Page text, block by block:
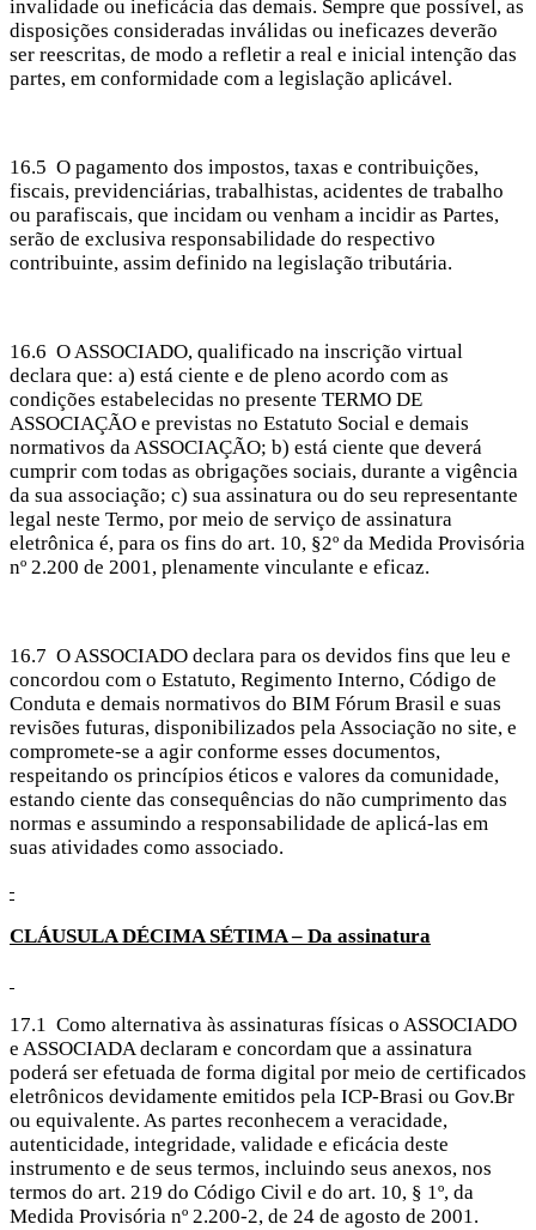
invalidade ou ineficácia das demais. Sempre que possível, as
disposições consideradas inválidas ou ineficazes deverão
ser reescritas, de modo a refletir a real e inicial intenção das
partes, em conformidade com a legislação aplicável.
16.5 O pagamento dos impostos, taxas e contribuições,
fiscais, previdenciárias, trabalhistas, acidentes de trabalho
ou parafiscais, que incidam ou venham a incidir as Partes,
serão de exclusiva responsabilidade do respectivo
contribuinte, assim definido na legislação tributária.
16.6 O ASSOCIADO, qualificado na inscrição virtual
declara que: a) está ciente e de pleno acordo com as
condições estabelecidas no presente TERMO DE
ASSOCIAÇÃO e previstas no Estatuto Social e demais
normativos da ASSOCIAÇÃO; b) está ciente que deverá
cumprir com todas as obrigações sociais, durante a vigência
da sua associação; c) sua assinatura ou do seu representante
legal neste Termo, por meio de serviço de assinatura
eletrônica é, para os fins do art. 10, §2º da Medida Provisória
nº 2.200 de 2001, plenamente vinculante e eficaz.
16.7 O ASSOCIADO declara para os devidos fins que leu e
concordou com o Estatuto, Regimento Interno, Código de
Conduta e demais normativos do BIM Fórum Brasil e suas
revisões futuras, disponibilizados pela Associação no site, e
compromete-se a agir conforme esses documentos,
respeitando os princípios éticos e valores da comunidade,
estando ciente das consequências do não cumprimento das
normas e assumindo a responsabilidade de aplicá-las em
suas atividades como associado.
CLÁUSULADÉCIMA SÉTIMA – Da assinatura
17.1 Como alternativa às assinaturas físicas o ASSOCIADO
e ASSOCIADA declaram e concordam que a assinatura
poderá ser efetuada de forma digital por meio de certificados
eletrônicos devidamente emitidos pela ICP-Brasi ou Gov.Br
ou equivalente. As partes reconhecem a veracidade,
autenticidade, integridade, validade e eficácia deste
instrumento e de seus termos, incluindo seus anexos, nos
termos do art. 219 do Código Civil e do art. 10, § 1º, da
Medida Provisória nº 2.200-2, de 24 de agosto de 2001.